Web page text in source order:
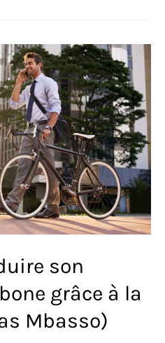
son
grâce à la
Mbasso)